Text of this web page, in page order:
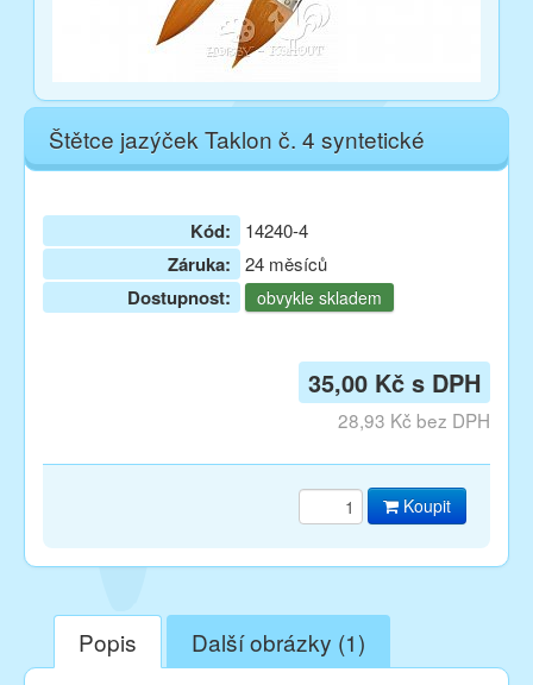
Štětce jazýček Taklon č. 4 syntetické
Kód: 14240-4
Záruka: 24 měsíců
Dostupnost: obvykle skladem
35,00 Kč s DPH
28,93 Kč bez DPH
Koupit
Popis Další obrázky (1)